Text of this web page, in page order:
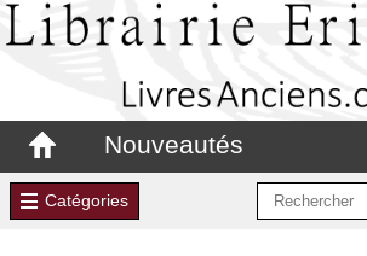
Nouveautés
Catégories